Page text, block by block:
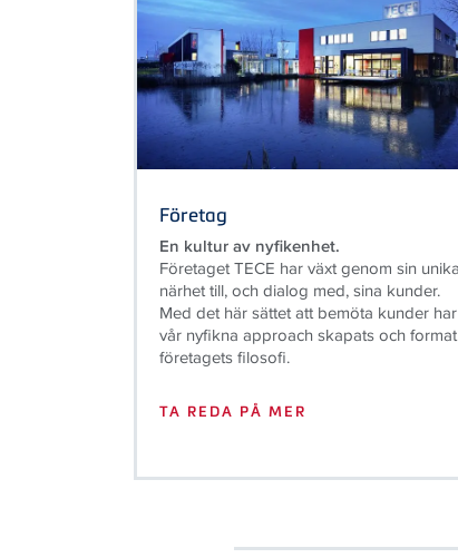
Företag
Företaget TECE har växt genom sin unika
närhet till, och dialog med, sina kunder.
Med det här sättet att bemöta kunder har
vår nyfikna approach skapats och format
företagets filosofi.
TA REDA PÅ MER